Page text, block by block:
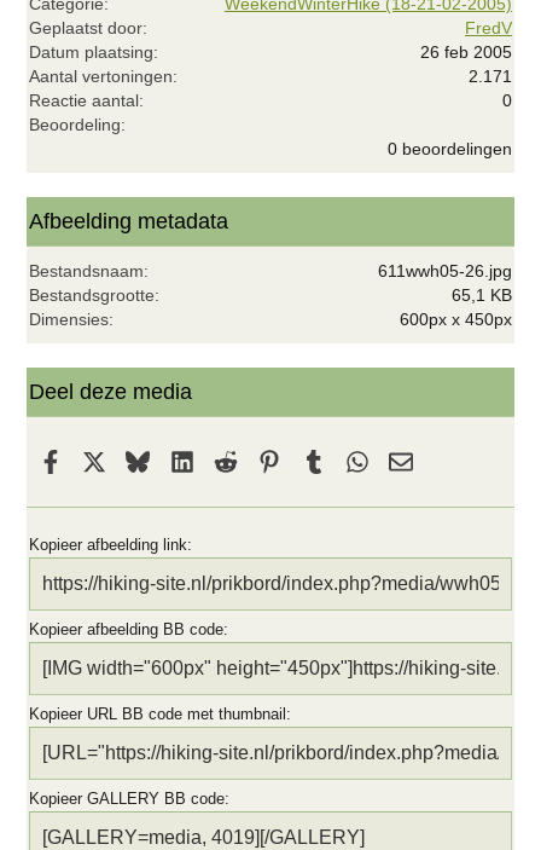
Geplaatst door
FredV
Datum plaatsing
26 feb 2005
Aantal vertoningen
2.171
Reactie aantal
0
Beoordeling
s
r
e
0 beoordelingen
Afbeelding metadata
Bestandsnaam
611wwh05-26.jpg
Bestandsgrootte
65,1 KB
Dimensies
600px x 450px
Deel deze media
Facebook BlueskyLinkedInReddit PinterestTumblr WhatsApp
E-mail
Kopieer afbeelding link
Kopieer afbeelding BB code
Kopieer URL BB code met thumbnail
Kopieer GALLERY BB code